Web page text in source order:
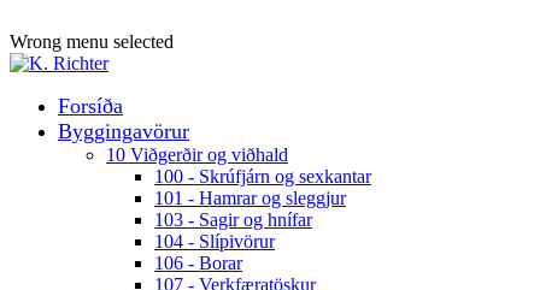
Wrong menu selected
Forsíða
Byggingavörur
10 Viðgerðir og viðhald
100 - Skrúfjárn og sexkantar
101 - Hamrar og sleggjur
103 - Sagir og hnífar
104 - Slípivörur
106 - Borar
107 - Verkfæratöskur